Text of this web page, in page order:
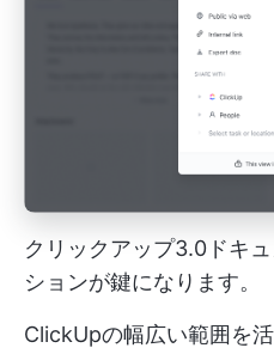
クリックアップ3.0ドキ
ションが鍵になります。
ClickUpの幅広い範囲を